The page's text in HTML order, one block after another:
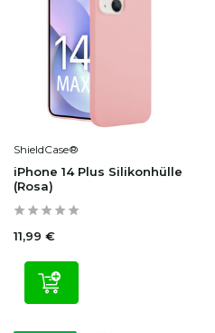
ShieldCase®
iPhone 14 Plus Silikonhülle
(Rosa)
11,99 €